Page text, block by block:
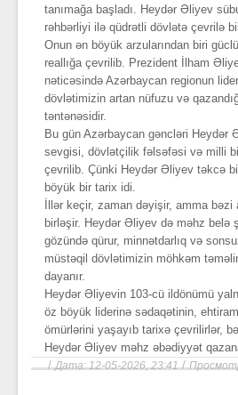
tanımağa başladı. Heydər Əliyev
rəhbərliyi ilə qüdrətli dövlətə çevrilə
Onun ən böyük arzularından biri
reallığa çevrilib. Prezident İlham
nəticəsində Azərbaycan regionun
dövlətimizin artan nüfuzu və
təntənəsidir.
Bu gün Azərbaycan gəncləri
sevgisi, dövlətçilik fəlsəfəsi və milli
çevrilib. Çünki Heydər Əliyev təkcə
böyük bir tarix idi.
İllər keçir, zaman dəyişir, amma
birləşir. Heydər Əliyev də məhz belə
gözündə qürur, minnətdarlıq və
müstəqil dövlətimizin möhkəm
dayanır.
Heydər Əliyevin 103-cü ildönümü
öz böyük liderinə sədaqətinin,
ömürlərini yaşayıb tarixə çevrilirlər,
Heydər Əliyev məhz əbədiyyət
/Дата: 12-05-2026, 23:41/